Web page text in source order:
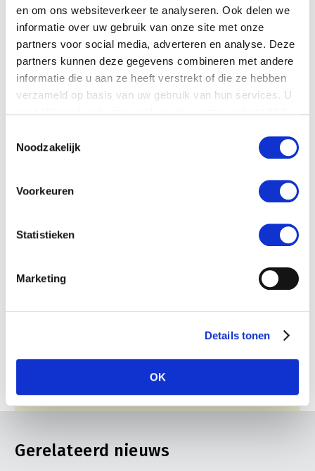
en om ons websiteverkeer te analyseren. Ook delen we
informatie over uw gebruik van onze site met onze
partners voor social media, adverteren en analyse. Deze
partners kunnen deze gegevens combineren met andere
informatie die u aan ze heeft verstrekt of die ze hebben
verzameld op basis van uw gebruik van hun services. U
Noodzakelijk
Voorkeuren
Statistieken
Marketing
Details tonen
OK
Gerelateerd nieuws